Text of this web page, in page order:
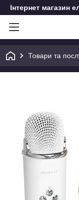
Інтернет магазин
Товари та